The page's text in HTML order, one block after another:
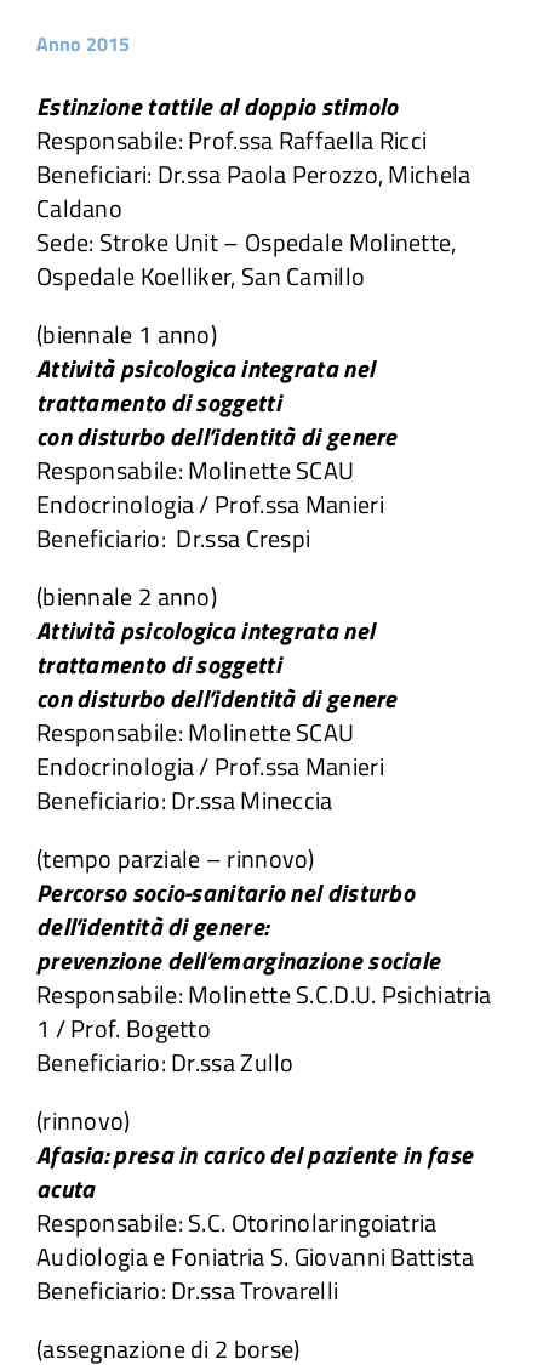
Anno 2015
Estinzione tattile al doppio stimolo
Responsabile: Prof.ssa Raffaella Ricci
Beneficiari: Dr.ssa Paola Perozzo, Michela
Caldano
Sede: Stroke Unit – Ospedale Molinette,
Ospedale Koelliker, San Camillo
(biennale 1 anno)
Attività psicologica integrata nel
trattamento di soggetti
con disturbo dell’identità di genere
Responsabile: Molinette SCAU
Endocrinologia / Prof.ssa Manieri
Beneficiario: Dr.ssa Crespi
(biennale 2 anno)
Attività psicologica integrata nel
trattamento di soggetti
con disturbo dell’identità di genere
Responsabile: Molinette SCAU
Endocrinologia / Prof.ssa Manieri
Beneficiario: Dr.ssa Mineccia
(tempo parziale – rinnovo)
Percorso socio-sanitario nel disturbo
dell’identità di genere:
prevenzione dell’emarginazione sociale
Responsabile: Molinette S.C.D.U. Psichiatria
1 / Prof. Bogetto
Beneficiario: Dr.ssa Zullo
(rinnovo)
Afasia: presa in carico del paziente in fase
acuta
Responsabile: S.C. Otorinolaringoiatria
Audiologia e Foniatria S. Giovanni Battista
Beneficiario: Dr.ssa Trovarelli
(assegnazione di 2 borse)